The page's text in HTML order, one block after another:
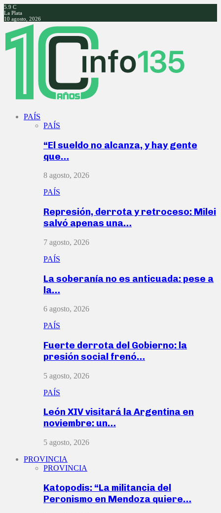
5.9 C
La Plata
10 agosto, 2026
Facebook
Twitter
Instagram
Youtube
PAÍS
PAÍS
“El sueldo no alcanza, y hay gente
que…
8 agosto, 2026
PAÍS
Represión, derrota y retroceso: Milei
salvó apenas una…
7 agosto, 2026
PAÍS
La soberanía no es anticuada: pese a
la…
6 agosto, 2026
PAÍS
Fuerte derrota del Gobierno: la
presión social frenó…
5 agosto, 2026
PAÍS
León XIV visitará la Argentina en
noviembre: un…
5 agosto, 2026
PROVINCIA
PROVINCIA
Katopodis: “La militancia del
Peronismo en Mendoza quiere…